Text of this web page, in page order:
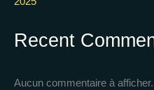
Recent
Aucun commentaire à afficher.